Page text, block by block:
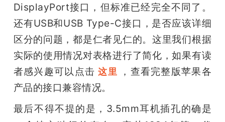
DisplayPort接口，但标准已经完全不同了。
还有USB和USB Type-C接口，是否应该详细
区分的问题，都是仁者见仁的。这里我们根据
实际的使用情况对表格进行了简化，如果有读
者感兴趣可以点击 这里
，查看完整版苹果各
产品的接口兼容情况。
最后不得不提的是，3.5mm耳机插孔的确是